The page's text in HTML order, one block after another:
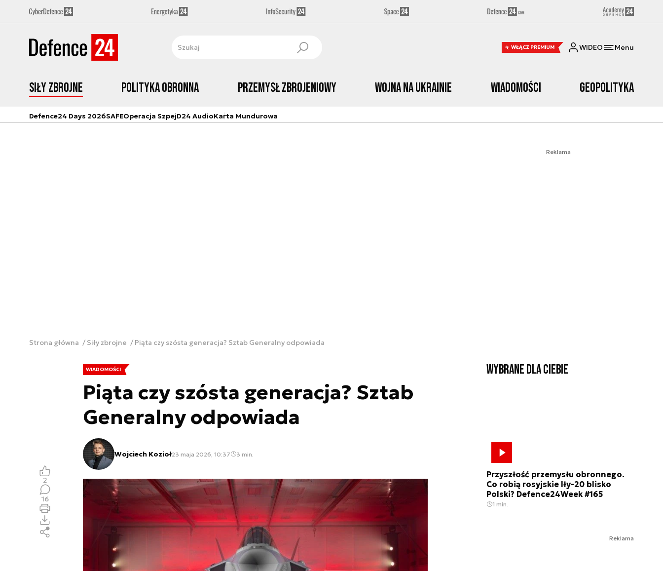
WŁĄCZ PREMIUM WIDEO Menu
Siły zbrojne Polityka obronna Przemysł Zbrojeniowy Wojna na Ukrainie Wiadomości Geopolityka
Defence24 Days 2026SAFEOperacja SzpejD24 AudioKarta Mundurowa
Reklama
Strona główna Siły zbrojne Piąta czy szósta generacja? Sztab Generalny odpowiada
WIADOMOŚCI
Piąta czy szósta generacja? Sztab
Generalny odpowiada
Wojciech Kozioł23 maja 2026, 10:37 3 min.
2
16
Wybrane dla Ciebie
Przyszłość przemysłu obronnego.
Co robią rosyjskie Iły-20 blisko
Polski? Defence24Week #165
1 min.
Reklama